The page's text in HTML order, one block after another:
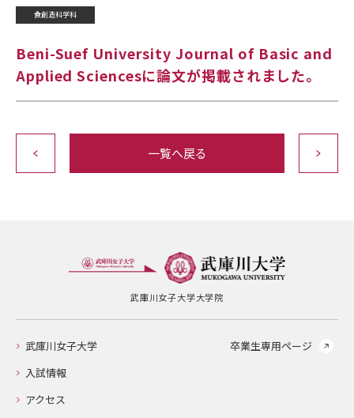
食創造科学科
Beni-Suef University Journal of Basic and
Applied Sciencesに論文が掲載されました。
一覧へ戻る
武庫川女子大学大学院
武庫川女子大学
入試情報
アクセス
卒業生専用ページ